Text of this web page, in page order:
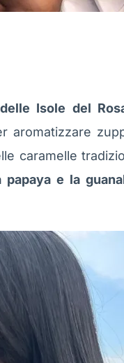
Isole del
aromatizzare
caramelle
e la